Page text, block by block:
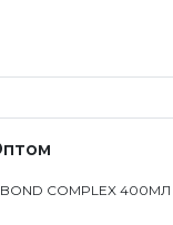
COMPLEX 400МЛ